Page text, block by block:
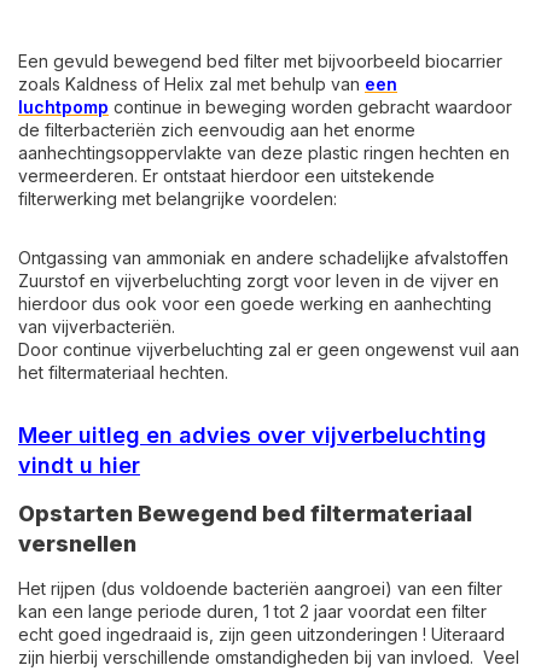
Een gevuld bewegend bed filter met bijvoorbeeld biocarrier
zoals Kaldness of Helix zal met behulp van een
luchtpomp continue in beweging worden gebracht waardoor
de filterbacteriën zich eenvoudig aan het enorme
aanhechtingsoppervlakte van deze plastic ringen hechten en
vermeerderen. Er ontstaat hierdoor een uitstekende
filterwerking met belangrijke voordelen:
Ontgassing van ammoniak en andere schadelijke afvalstoffen
Zuurstof en vijverbeluchting zorgt voor leven in de vijver en
hierdoor dus ook voor een goede werking en aanhechting
van vijverbacteriën.
Door continue vijverbeluchting zal er geen ongewenst vuil aan
het filtermateriaal hechten.
Meer uitleg en advies over vijverbeluchting
vindt u hier
Opstarten Bewegend bed filtermateriaal
versnellen
Het rijpen (dus voldoende bacteriën aangroei) van een filter
kan een lange periode duren, 1 tot 2 jaar voordat een filter
echt goed ingedraaid is, zijn geen uitzonderingen ! Uiteraard
zijn hierbij verschillende omstandigheden bij van invloed. Veel